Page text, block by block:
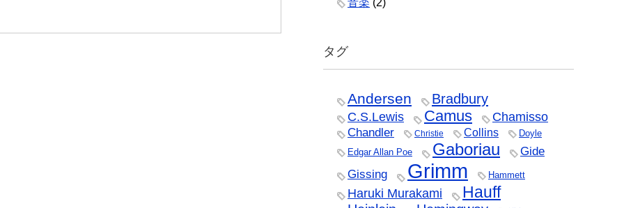
音楽 (2)
タグ
Andersen Bradbury
C.S.Lewis Camus
Chamisso
Chandler
Christie Collins
Doyle
Edgar Allan Poe
Gaboriau
Gide
Gissing
Grimm Hammett
Haruki Murakami Hauff